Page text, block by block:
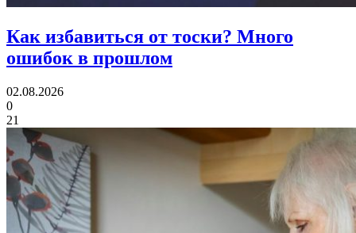
Как избавиться от тоски? Много
ошибок в прошлом
02.08.2026
0
21